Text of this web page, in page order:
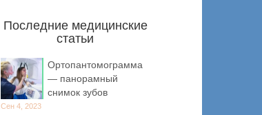
Последние медицинские
статьи
Ортопантомограмма
— панорамный
снимок зубов
Сен 4, 2023